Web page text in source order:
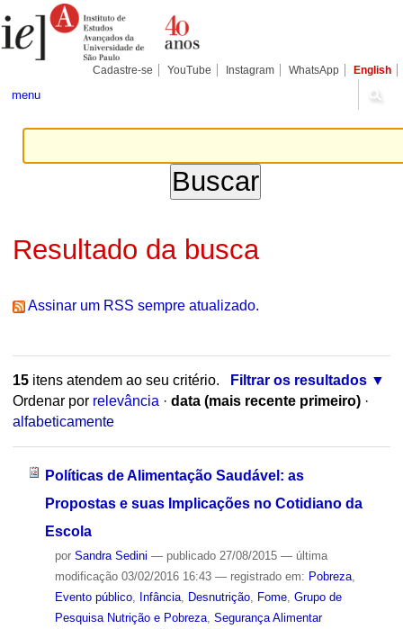
para
conteúdo.
Pessoais
Cadastre-se YouTube Instagram WhatsApp English
menu
Resultado da busca
Assinar um RSS sempre atualizado.
15itens atendem ao seu critério.
Filtrar os resultados
Ordenar por relevância · data (mais recente primeiro) ·
alfabeticamente
Políticas de Alimentação Saudável: as
Propostas e suas Implicações no Cotidiano da
Escola
por Sandra Sedini — publicado27/08/2015 — última
modificação03/02/2016 16:43 — registrado em: Pobreza,
Evento público, Infância, Desnutrição, Fome, Grupo de
Pesquisa Nutrição e Pobreza, Segurança Alimentar